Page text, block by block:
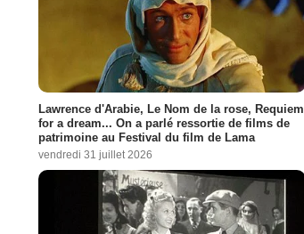
Lawrence d'Arabie, Le Nom de la rose, Requiem
for a dream... On a parlé ressortie de films de
patrimoine au Festival du film de Lama
vendredi 31 juillet 2026